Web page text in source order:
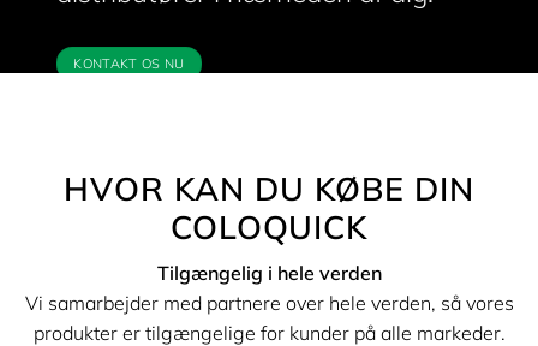
KONTAKT OS NU
HVOR KAN DU KØBE DIN
COLOQUICK
Tilgængelig i hele verden
Vi samarbejder med partnere over hele verden, så vores
produkter er tilgængelige for kunder på alle markeder.